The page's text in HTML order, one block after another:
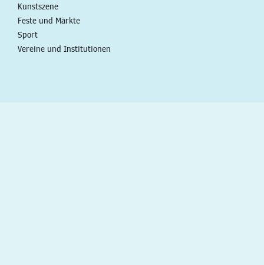
Kunstszene
Feste und Märkte
Sport
Vereine und Institutionen